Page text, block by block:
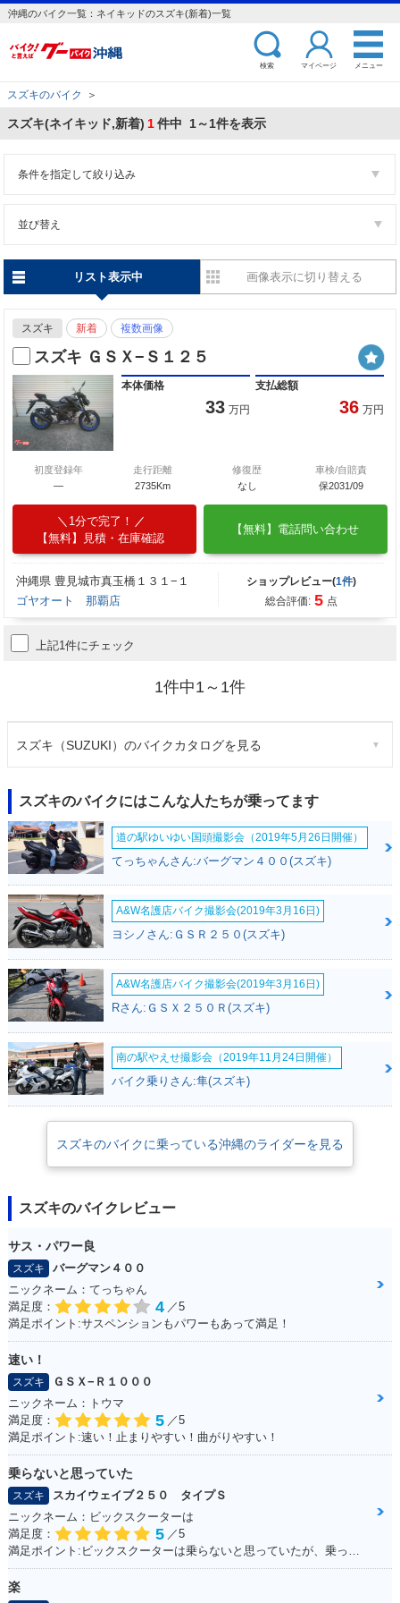
沖縄のバイク一覧：ネイキッドのスズキ(新着)一覧
検索 マイページ メニュー
スズキのバイク ＞
スズキ(ネイキッド,新着) 1件中 1～1件を表示
条件を指定して絞り込み
並び替え
リスト表示中 画像表示に切り替える
スズキ 新着 複数画像
スズキ ＧＳＸ−Ｓ１２５
本体価格
33 万円
支払総額
36 万円
初度登録年
―
走行距離
2735Km
修復歴
なし
車検/自賠責
保2031/09
1分で完了！
【無料】見積・在庫確認
【無料】電話問い合わせ
沖縄県 豊見城市真玉橋１３１−１
ゴヤオート 那覇店
ショップレビュー(1件)
総合評価: 5 点
上記1件にチェック
1件中1～1件
スズキ（SUZUKI）のバイクカタログを見る
スズキのバイクにはこんな人たちが乗ってます
道の駅ゆいゆい国頭撮影会（2019年5月26日開催）
てっちゃんさん:バーグマン４００(スズキ)
A&W名護店バイク撮影会(2019年3月16日)
ヨシノさん:ＧＳＲ２５０(スズキ)
A&W名護店バイク撮影会(2019年3月16日)
Rさん:ＧＳＸ２５０Ｒ(スズキ)
南の駅やえせ撮影会（2019年11月24日開催）
バイク乗りさん:隼(スズキ)
スズキのバイクに乗っている沖縄のライダーを見る
スズキのバイクレビュー
サス・パワー良
スズキ
バーグマン４００
ニックネーム：てっちゃん
満足度：
4 ／5
満足ポイント:サスペンションもパワーもあって満足！
速い！
スズキ
ＧＳＸ−Ｒ１０００
ニックネーム：トウマ
満足度：
5 ／5
満足ポイント:速い！止まりやすい！曲がりやすい！
乗らないと思っていた
スズキ
スカイウェイブ２５０ タイプＳ
ニックネーム：ビックスクーターは
満足度：
5 ／5
楽